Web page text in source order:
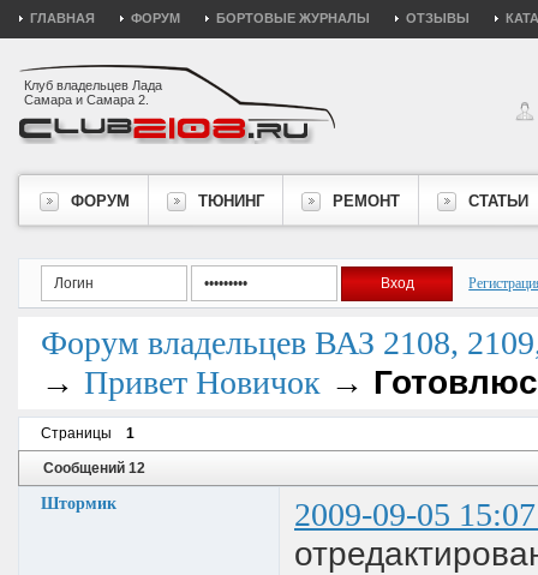
ГЛАВНАЯ ФОРУМ БОРТОВЫЕ ЖУРНАЛЫ ОТЗЫВЫ
Клуб владельцев Лада
Самара и Самара 2.
ФОРУМ ТЮНИНГ РЕМОНТ СТАТЬИ
Форум владельцев ВАЗ 2108,
→ Привет Новичок →
Страницы 1
Сообщений 12
Штормик 2009-09-05